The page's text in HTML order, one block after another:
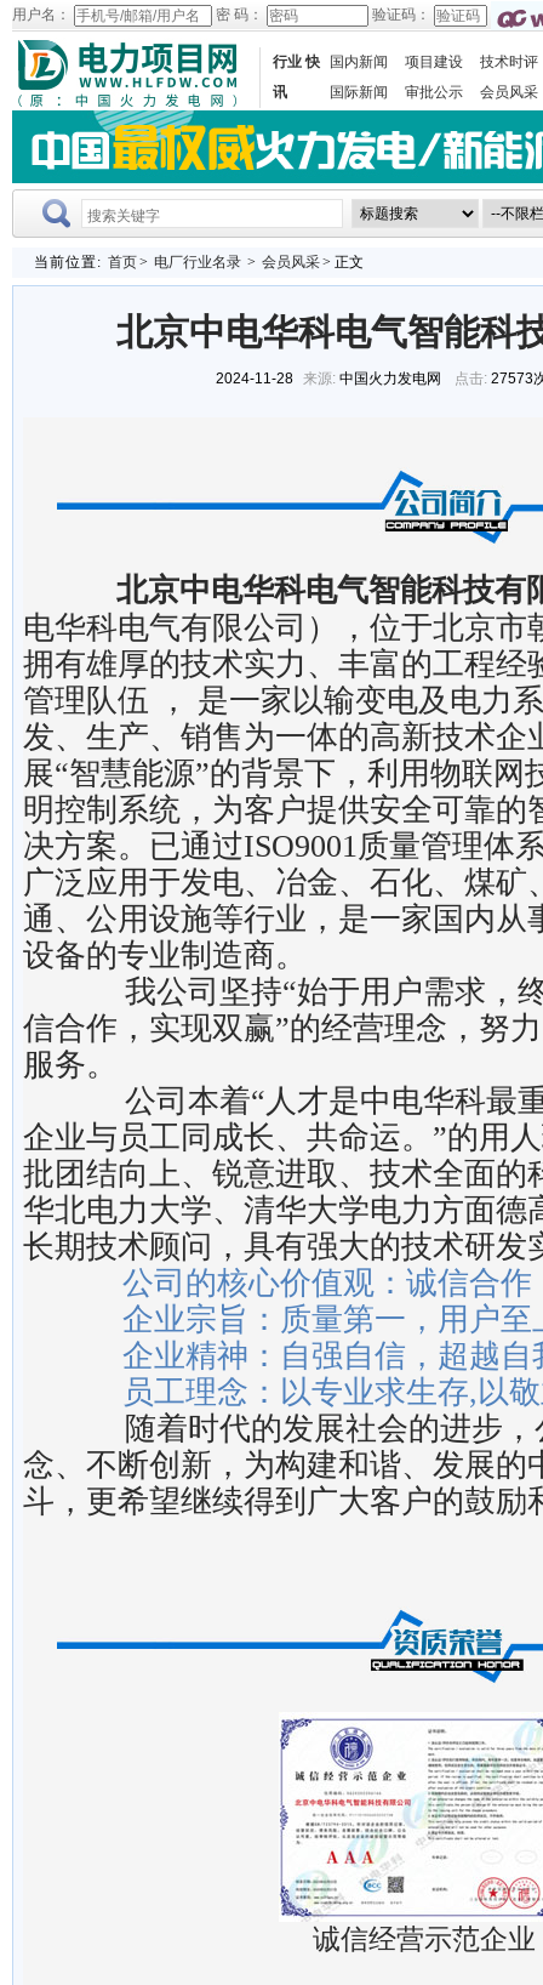
用户名： 密 码： 验证码：
行业 快
讯
国内新闻 项目建设
技术时评
国际新闻
审批公示 会员风采
当前位置: 首页> 电厂行业名录 > 会员风采> 正文
北京中电华科电气智能科
2024-11-28 来源: 中国火力发电网 点击: 27573
北京中电华科电气智能科技有
电华科电气有限公司），位于北京市
拥有雄厚的技术实力、丰富的工程经
管理队伍 ， 是一家以输变电及电力
发、生产、销售为一体的高新技术企
展“智慧能源”的背景下，利用物联网
明控制系统，为客户提供安全可靠的
决方案。已通过ISO9001质量管理体
广泛应用于发电、冶金、石化、煤矿
通、公用设施等行业，是一家国内从
设备的专业制造商。
我公司坚持“始于用户需求，
信合作，实现双赢”的经营理念，努
服务。
公司本着“人才是中电华科最
企业与员工同成长、共命运。”的用
批团结向上、锐意进取、技术全面的
华北电力大学、清华大学电力方面德
长期技术顾问，具有强大的技术研发
公司的核心价值观：诚信合作
企业宗旨：质量第一，用户至
企业精神：自强自信，超越自
员工理念：以专业求生存,以敬
随着时代的发展社会的进步，
念、不断创新，为构建和谐、发展的
斗，更希望继续得到广大客户的鼓励
诚信经营示范企业